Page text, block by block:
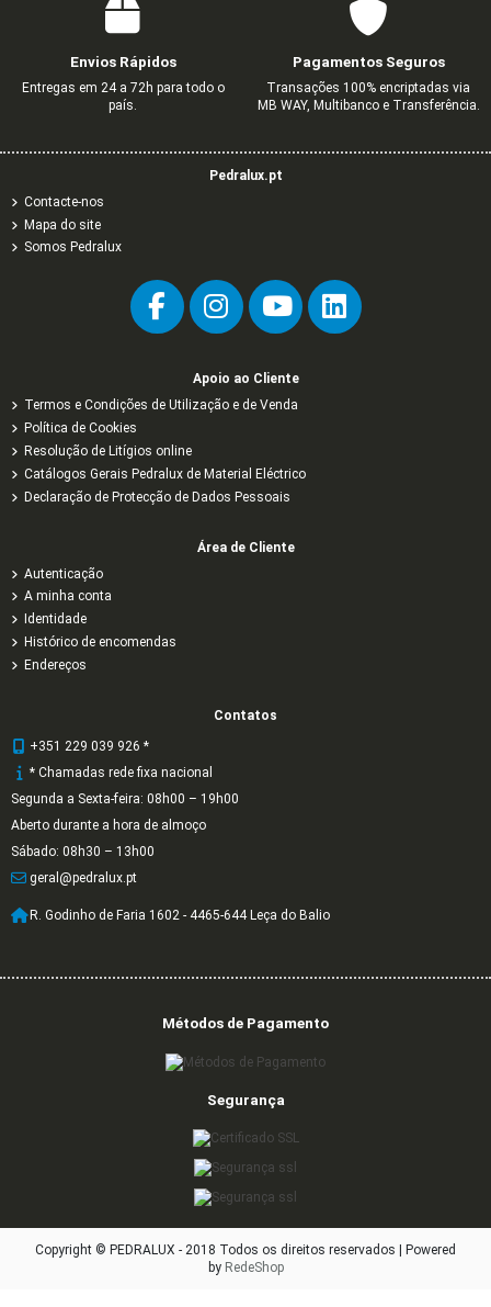
Envios Rápidos
Entregas em 24 a 72h para todo o
país.
Pagamentos Seguros
Transações 100% encriptadas via
MB WAY, Multibanco e Transferência.
Pedralux.pt
Contacte-nos
Mapa do site
Somos Pedralux
Apoio ao Cliente
Termos e Condições de Utilização e de Venda
Política de Cookies
Resolução de Litígios online
Catálogos Gerais Pedralux de Material Eléctrico
Declaração de Protecção de Dados Pessoais
Área de Cliente
Autenticação
A minha conta
Identidade
Histórico de encomendas
Endereços
Contatos
+351 229 039 926 *
* Chamadas rede fixa nacional
Segunda a Sexta-feira: 08h00 – 19h00
Aberto durante a hora de almoço
Sábado: 08h30 – 13h00
geral@pedralux.pt
R. Godinho de Faria 1602 - 4465-644 Leça do Balio
Métodos de Pagamento
Segurança
Copyright © PEDRALUX - 2018 Todos os direitos reservados |
Powered
by RedeShop